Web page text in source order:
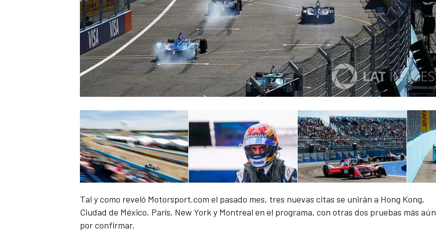
Tal y como reveló Motorsport.com el pasado mes, tres nuevas citas se unirán a Hong Kong,
Ciudad de México, París, New York y Montreal en el programa, con otras dos pruebas más aún
por confirmar.